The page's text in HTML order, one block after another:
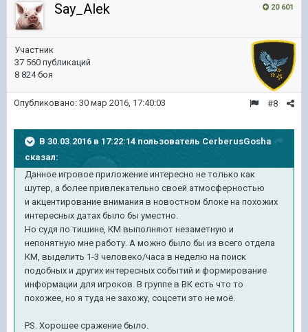
20 601
Say_Alek
Участник
37 560 публикаций
8 824 боя
#8
Опубликовано: 30 мар 2016, 17:40:03
В 30.03.2016 в 17:22:14 пользователь CerberusGosha
сказал:
Данное игровое приложение интересно не только как
шутер, а более привлекательно своей атмосферностью
и акцентирование внимания в новостном блоке на похожих
интересных датах было бы уместно.
Но судя по тишине, КМ выполняют незаметную и
непонятную мне работу. А можно было бы из всего отдела
КМ, выделить 1-3 человеко/часа в неделю на поиск
подобных и других интересных событий и формирование
информации для игроков. В группе в ВК есть что то
похожее, но я туда не захожу, соцсети это не моё.
PS. Хорошее сражение было.